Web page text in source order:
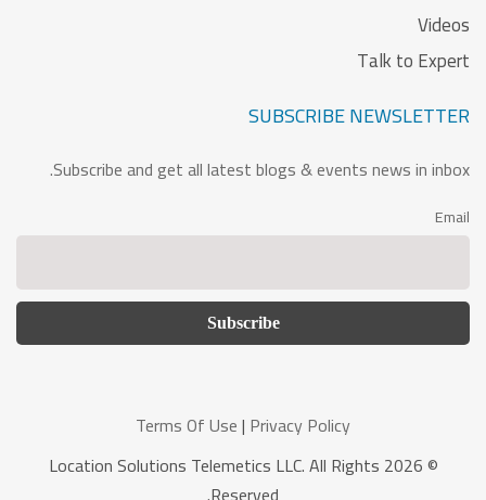
Videos
Talk to Expert
SUBSCRIBE NEWSLETTER
Subscribe and get all latest blogs & events news in inbox.
Email
© 2026 Location Solutions Telemetics LLC. All Rights
Terms Of Use| Privacy Policy